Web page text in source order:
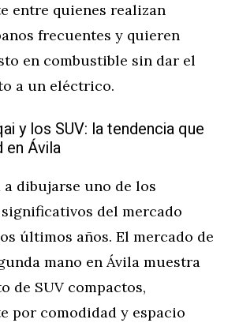
entre quienes realizan
frecuentes y quieren
en combustible sin dar el
a un eléctrico.
y los SUV: la tendencia que
en Ávila
a dibujarse uno de los
del mercado
últimos años. El mercado de
mano en Ávila muestra
de SUV compactos,
por comodidad y espacio